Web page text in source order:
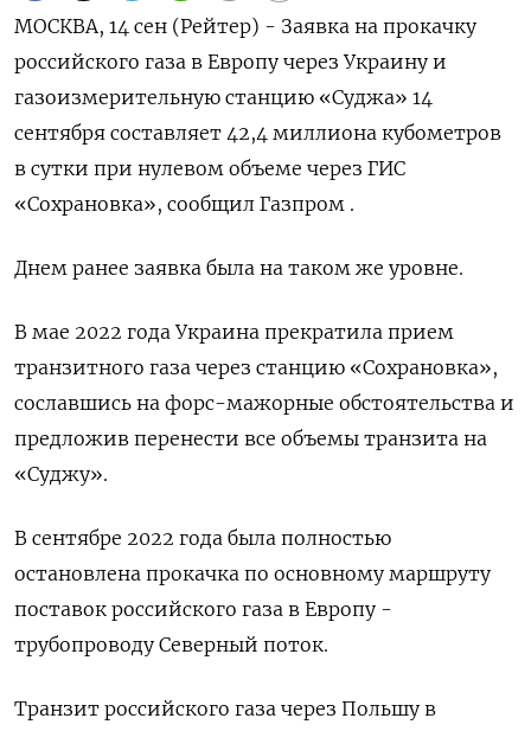
МОСКВА, 14 сен (Рейтер) - Заявка на прокачку
российского газа в Европу через Украину и
газоизмерительную станцию «Суджа» 14
сентября составляет 42,4 миллиона кубометров
в сутки при нулевом объеме через ГИС
«Сохрановка», сообщил Газпром .
Днем ранее заявка была на таком же уровне.
В мае 2022 года Украина прекратила прием
транзитного газа через станцию «Сохрановка»,
сославшись на форс-мажорные обстоятельства и
предложив перенести все объемы транзита на
«Суджу».
В сентябре 2022 года была полностью
остановлена прокачка по основному маршруту
поставок российского газа в Европу -
трубопроводу Северный поток.
Транзит российского газа через Польшу в